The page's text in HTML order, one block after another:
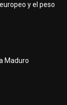
y el peso
Maduro